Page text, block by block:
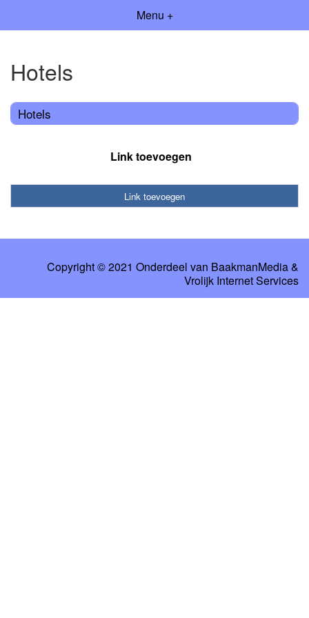
Menu +
Hotels
Hotels
Link toevoegen
Link toevoegen
Copyright © 2021 Onderdeel van BaakmanMedia&
Vrolijk Internet Services